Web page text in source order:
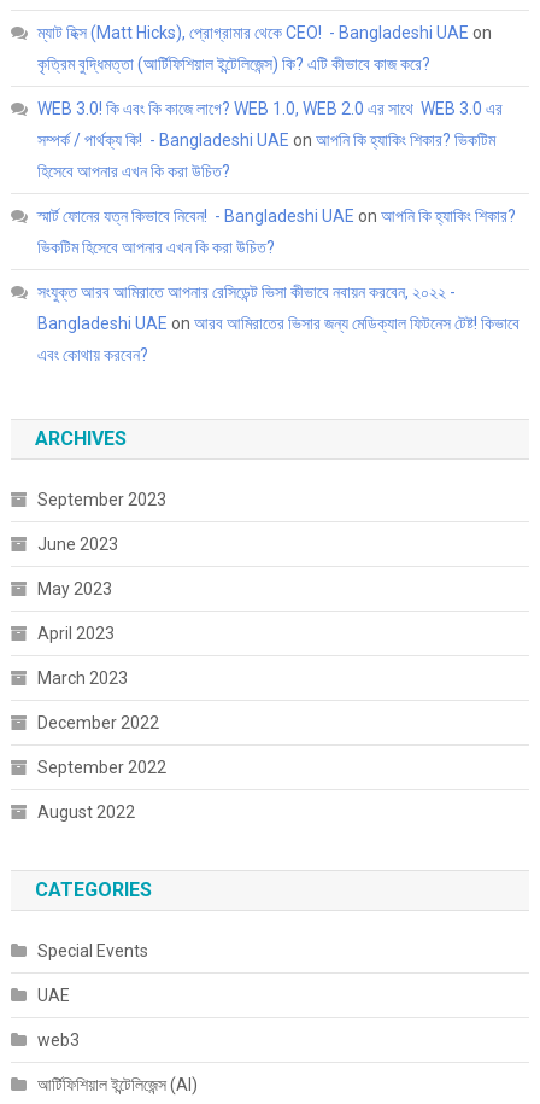
ম্যাট হিক্স (Matt Hicks), প্রোগ্রামার থেকে CEO! - Bangladeshi UAE on
কৃত্রিম বুদ্ধিমত্তা (আর্টিফিশিয়াল ইন্টেলিজেন্স) কি? এটি কীভাবে কাজ করে?
WEB 3.0! কি এবং কি কাজে লাগে? WEB 1.0, WEB 2.0 এর সাথে WEB 3.0 এর
সম্পর্ক / পার্থক্য কি! - Bangladeshi UAE on আপনি কি হ্যাকিং শিকার? ভিকটিম
হিসেবে আপনার এখন কি করা উচিত?
স্মার্ট ফোনের যত্ন কিভাবে নিবেন! - Bangladeshi UAE on আপনি কি হ্যাকিং শিকার?
ভিকটিম হিসেবে আপনার এখন কি করা উচিত?
সংযুক্ত আরব আমিরাতে আপনার রেসিডেন্ট ভিসা কীভাবে নবায়ন করবেন, ২০২২ -
Bangladeshi UAE on আরব আমিরাতের ভিসার জন্য মেডিক্যাল ফিটনেস টেষ্ট! কিভাবে
এবং কোথায় করবেন?
ARCHIVES
September 2023
June 2023
May 2023
April 2023
March 2023
December 2022
September 2022
August 2022
CATEGORIES
Special Events
UAE
web3
আর্টিফিশিয়াল ইন্টেলিজেন্স (AI)